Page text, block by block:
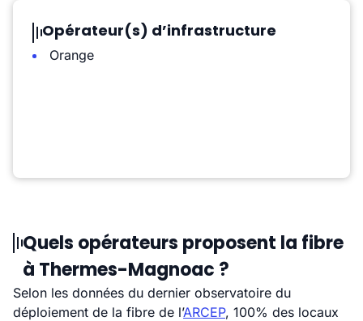
Opérateur(s) d’infrastructure
Orange
Quels opérateurs proposent la fibre
à Thermes-Magnoac ?
Selon les données du dernier observatoire du
déploiement de la fibre de l’ARCEP, 100% des locaux